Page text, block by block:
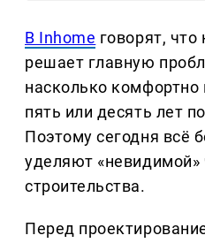
В Inhome говорят,
решает главную
насколько
пять или десять лет
Поэтому сегодня всё
уделяют «невидимой»
строительства.
Перед